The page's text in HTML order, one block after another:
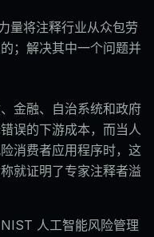
量将注释行业从众包劳
；解决其中一个问题并
金融、自治系统和政府
误的下游成本，而当人
消费者应用程序时，这
就证明了专家注释者溢
人工智能风险管理